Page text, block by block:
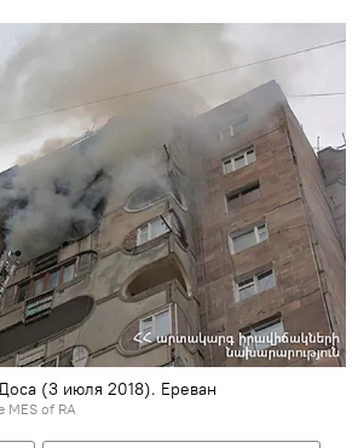
(3 июля 2018). Еревaн
MES of RA